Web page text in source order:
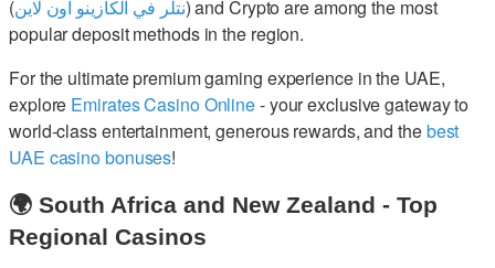
(نتلر في الكازينو اون لاين) and Crypto are among the most
popular deposit methods in the region.
For the ultimate premium gaming experience in the UAE,
explore Emirates Casino Online- your exclusive gateway to
world-class entertainment, generous rewards, and thebest
UAE casino bonuses!
🌍 South Africa and New Zealand - Top
Regional Casinos